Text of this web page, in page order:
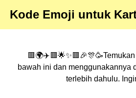
Kode Emoji untuk
bawah ini dan menggunakannya
terlebih dahulu.